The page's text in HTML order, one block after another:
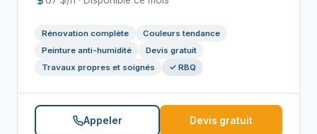
Rénovation complète
Couleurs tendance
Peinture anti-humidité
Devis gratuit
Travaux propres et soignés
✓ RBQ
Appeler Devis gratuit